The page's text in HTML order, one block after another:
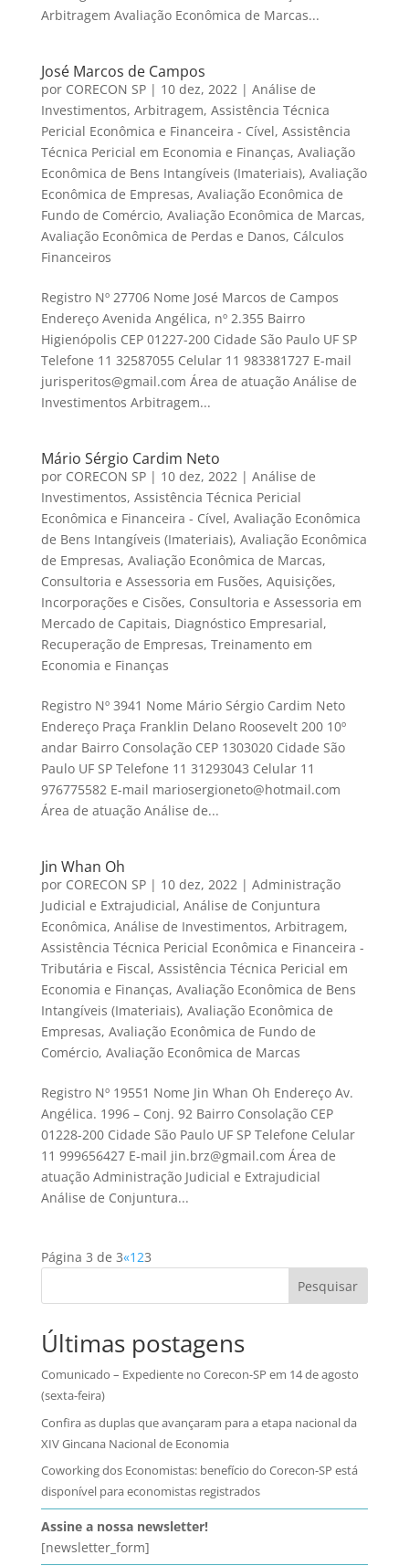
Arbitragem Avaliação Econômica de Marcas...
José Marcos de Campos
por CORECON SP| 10 dez, 2022| Análise de
Investimentos, Arbitragem, Assistência Técnica
Pericial Econômica e Financeira - Cível, Assistência
Técnica Pericial em Economia e Finanças, Avaliação
Econômica de Bens Intangíveis (Imateriais), Avaliação
Econômica de Empresas, Avaliação Econômica de
Fundo de Comércio, Avaliação Econômica de Marcas,
Avaliação Econômica de Perdas e Danos, Cálculos
Financeiros
Registro Nº 27706 Nome José Marcos de Campos
Endereço Avenida Angélica, nº 2.355 Bairro
Higienópolis CEP 01227-200 Cidade São Paulo UF SP
Telefone 11 32587055 Celular 11 983381727 E-mail
jurisperitos@gmail.com Área de atuação Análise de
Investimentos Arbitragem...
Mário Sérgio Cardim Neto
por CORECON SP| 10 dez, 2022| Análise de
Investimentos, Assistência Técnica Pericial
Econômica e Financeira - Cível, Avaliação Econômica
de Bens Intangíveis (Imateriais), Avaliação Econômica
de Empresas, Avaliação Econômica de Marcas,
Consultoria e Assessoria em Fusões, Aquisições,
Incorporações e Cisões, Consultoria e Assessoria em
Mercado de Capitais, Diagnóstico Empresarial,
Recuperação de Empresas, Treinamento em
Economia e Finanças
Registro Nº 3941 Nome Mário Sérgio Cardim Neto
Endereço Praça Franklin Delano Roosevelt 200 10º
andar Bairro Consolação CEP 1303020 Cidade São
Paulo UF SP Telefone 11 31293043 Celular 11
976775582 E-mail mariosergioneto@hotmail.com
Área de atuação Análise de...
Jin Whan Oh
por CORECON SP| 10 dez, 2022| Administração
Judicial e Extrajudicial, Análise de Conjuntura
Econômica, Análise de Investimentos, Arbitragem,
Assistência Técnica Pericial Econômica e Financeira -
Tributária e Fiscal, Assistência Técnica Pericial em
Economia e Finanças, Avaliação Econômica de Bens
Intangíveis (Imateriais), Avaliação Econômica de
Empresas, Avaliação Econômica de Fundo de
Comércio, Avaliação Econômica de Marcas
Registro Nº 19551 Nome Jin Whan Oh Endereço Av.
Angélica. 1996 – Conj. 92 Bairro Consolação CEP
01228-200 Cidade São Paulo UF SP Telefone Celular
11 999656427 E-mail jin.brz@gmail.com Área de
atuação Administração Judicial e Extrajudicial
Análise de Conjuntura...
Página 3 de 3«123
Pesquisar
Últimas postagens
Comunicado – Expediente no Corecon-SP em 14 de agosto
(sexta-feira)
Confira as duplas que avançaram para a etapa nacional da
XIV Gincana Nacional de Economia
Coworking dos Economistas: benefício do Corecon-SP está
disponível para economistas registrados
Assine a nossa newsletter!
[newsletter_form]